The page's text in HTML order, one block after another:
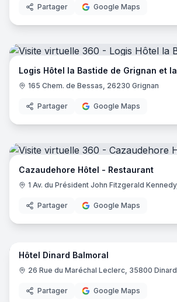
Partager Google Maps
165 Chem. de Bessas, 26230 Grignan
Partager Google Maps
Cazaudehore Hôtel - Restaurant
Partager Google Maps
Hôtel Dinard Balmoral
26 Rue du Maréchal Leclerc, 35800 Dinard
Partager Google Maps